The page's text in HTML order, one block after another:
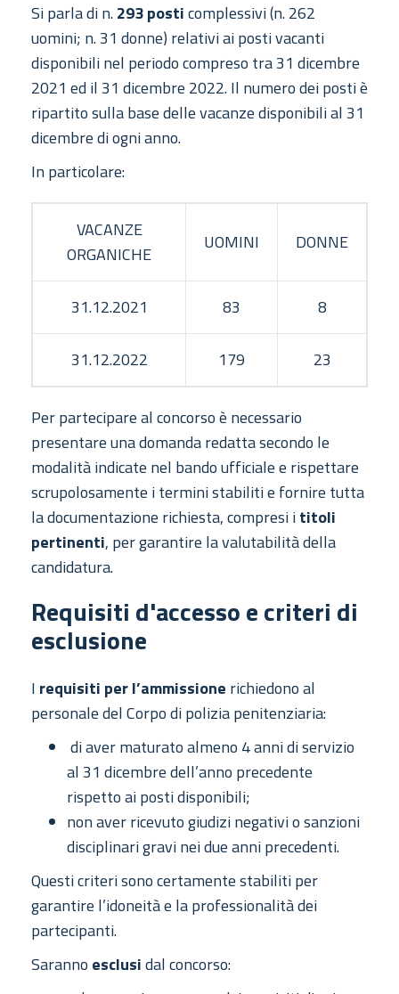
Si parla di n.293 posticomplessivi (n. 262
uomini; n. 31 donne) relativi ai posti vacanti
disponibili nel periodo compreso tra 31 dicembre
2021 ed il 31 dicembre 2022.Il numero dei posti è
ripartito sulla base delle vacanze disponibili al 31
dicembre di ogni anno.
In particolare:
VACANZE
ORGANICHE
UOMINI DONNE
31.12.2021 83 8
31.12.2022 179 23
Per partecipare al concorso è necessario
presentare una domanda redatta secondo le
modalità indicate nel bando ufficiale e rispettare
scrupolosamente i termini stabiliti e fornire tutta
la documentazione richiesta, compresi ititoli
pertinenti, per garantire la valutabilità della
candidatura.
Requisiti d'accesso e criteri di
esclusione
I requisiti per l’ammissione richiedono al
personale del Corpo di polizia penitenziaria:
di aver maturato almeno 4 anni di servizio
al 31 dicembre dell’anno precedente
rispetto ai posti disponibili;
non aver ricevuto giudizi negativi o sanzioni
disciplinari gravi nei due anni precedenti.
Questi criteri sono certamente stabiliti per
garantire l’idoneità e la professionalità dei
partecipanti.
Saranno esclusidal concorso: